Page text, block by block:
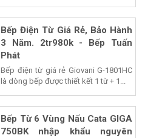
Bếp Điện Từ Giá Rẻ, Bảo Hành
3 Năm. 2tr980k - Bếp Tuấn
Phát
Bếp điện từ giá rẻ Giovani G-1801HC
là dòng bếp được thiết kết 1 từ + 1...
Bếp Từ 6 Vùng Nấu Cata GIGA
750BK nhập khẩu nguyên